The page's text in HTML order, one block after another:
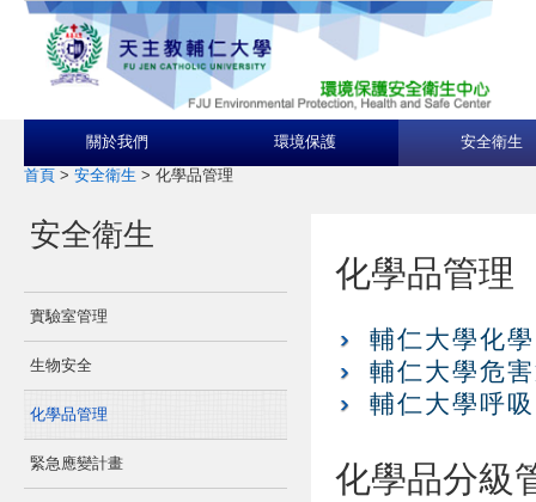
關於我們 環境保護 安全衛生
首頁 > 安全衛生 > 化學品管理
安全衛生
實驗室管理
生物安全
化學品管理
緊急應變計畫
化學品管理
輔仁大學化
輔仁大學危
輔仁大學呼
化學品分級